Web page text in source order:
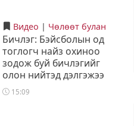
Видео | Чөлөөт булан
Бичлэг: Бэйсболын од
тоглогч найз охиноо
зодож буй бичлэгийг
олон нийтэд дэлгэжээ
15:09